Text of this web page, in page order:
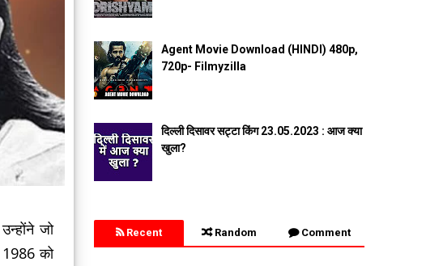
जो
1986 को
Agent Movie Download (HINDI) 480p,
720p- Filmyzilla
दिल्ली दिसावर सट्टा किंग 23.05.2023 : आज क्या
खुला?
Recent Random Comment